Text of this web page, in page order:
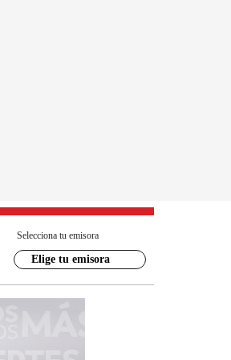
Selecciona tu emisora
Elige tu emisora